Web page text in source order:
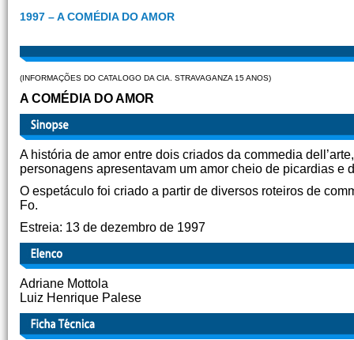
1997 – A COMÉDIA DO AMOR
(INFORMAÇÕES DO CATALOGO DA CIA. STRAVAGANZA 15 ANOS)
A COMÉDIA DO AMOR
A história de amor entre dois criados da commedia
personagens apresentavam um amor cheio de picardias e
O espetáculo foi criado a partir de diversos roteiros de
Fo.
Estreia: 13 de dezembro de 1997
Adriane Mottola
Luiz Henrique Palese